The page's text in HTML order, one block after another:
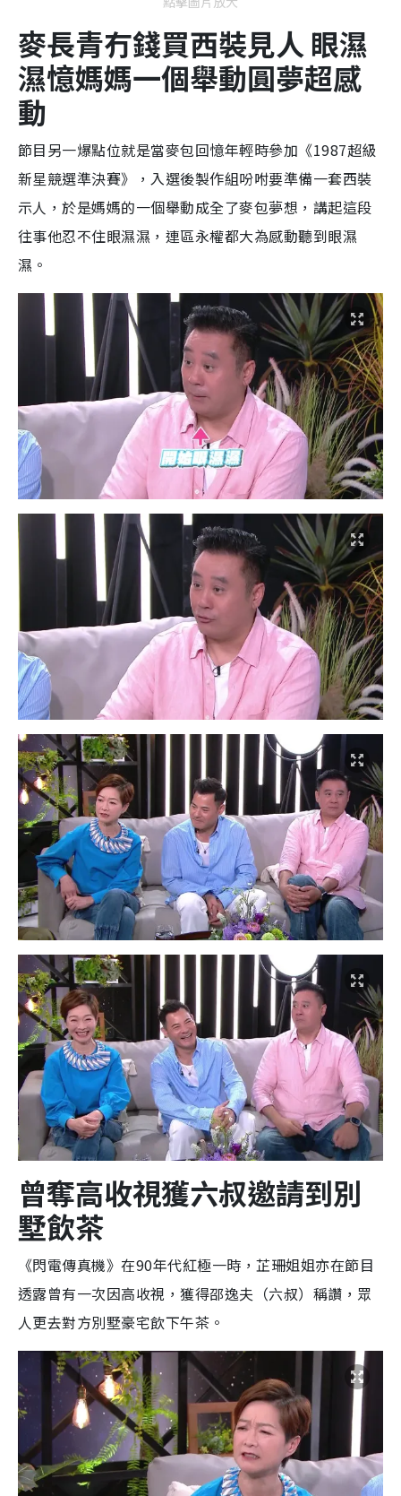
麥長青冇錢買西裝見人眼濕
濕憶媽媽一個舉動圓夢超感
動
節目另一爆點位就是當麥包回憶年輕時參加《1987超級
新星競選準決賽》，入選後製作組吩咐要準備一套西裝
示人，於是媽媽的一個舉動成全了麥包夢想，講起這段
往事他忍不住眼濕濕，連區永權都大為感動聽到眼濕
濕。
曾奪高收視獲六叔邀請到別
墅飲茶
《閃電傳真機》在90年代紅極一時，芷珊姐姐亦在節目
透露曾有一次因高收視，獲得邵逸夫（六叔）稱讚，眾
人更去對方別墅豪宅飲下午茶。